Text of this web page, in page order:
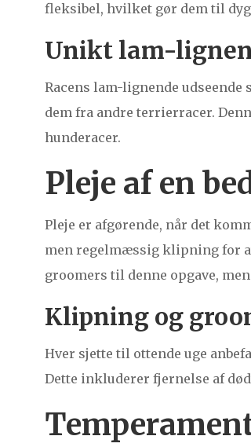
fleksibel, hvilket gør dem til
Unikt lam-
Racens lam-lignende
dem fra andre terrierracer.
hunderacer.
Pleje af en
Pleje er afgørende, når det
men regelmæssig klipning for
groomers til denne opgave,
Klipning og
Hver sjette til ottende uge
Dette inkluderer fjernelse af